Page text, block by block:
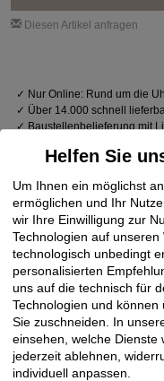
Diesen Artikel anfragen
✓ Nur Online: Rund um die
✓ Über 14.000 schnell
✓Baustellenbelieferung mit
Helfen Sie
Um Ihnen ein möglichst
ermöglichen und Ihr
wir Ihre Einwilligung zur
Technologien auf
technologisch unbedingt
personalisierten
uns auf die technisch für
Technologien und
Sie zuschneiden. In
einsehen, welche Dienste
jederzeit ablehnen,
individuell anpassen.